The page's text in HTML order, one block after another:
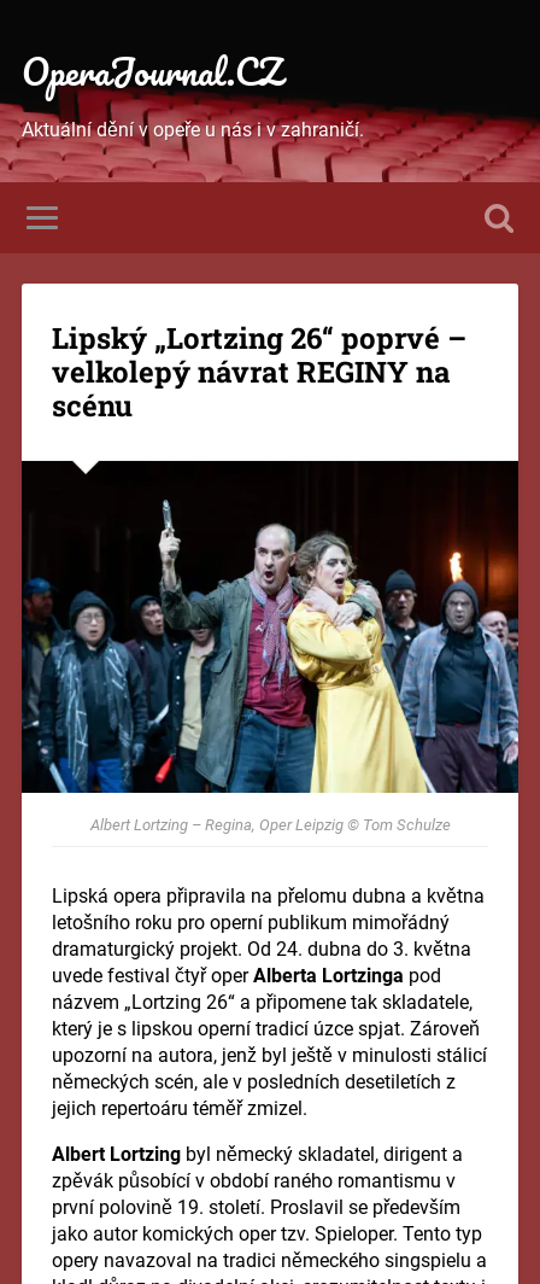
OperaJournal.CZ
Aktuální dění v opeře u nás i v zahraničí.
Lipský „Lortzing 26“ poprvé –
velkolepý návrat REGINY na
scénu
Albert Lortzing – Regina, Oper Leipzig © Tom Schulze
Lipská opera připravila na přelomu dubna a května
letošního roku pro operní publikum mimořádný
dramaturgický projekt. Od 24. dubna do 3. května
uvede festival čtyř operAlberta Lortzinga pod
názvem „Lortzing 26“ a připomene tak skladatele,
který je s lipskou operní tradicí úzce spjat. Zároveň
upozorní na autora, jenž byl ještě v minulosti stálicí
německých scén, ale v posledních desetiletích z
jejich repertoáru téměř zmizel.
Albert Lortzingbyl německý skladatel, dirigent a
zpěvák působící v období raného romantismu v
první polovině 19. století. Proslavil se především
jako autor komických oper tzv. Spieloper. Tento typ
opery navazoval na tradici německého singspielu a